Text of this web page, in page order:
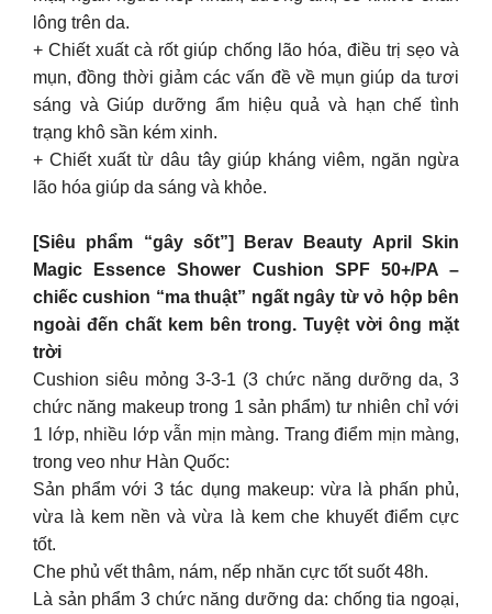
lông trên da.
+ Chiết xuất cà rốt giúp chống lão hóa, điều trị sẹo và
mụn, đồng thời giảm các vấn đề về mụn giúp da tươi
sáng và Giúp dưỡng ẩm hiệu quả và hạn chế tình
trạng khô sần kém xinh.
+ Chiết xuất từ dâu tây giúp kháng viêm, ngăn ngừa
lão hóa giúp da sáng và khỏe.
[Siêu phẩm “gây sốt”] Berav Beauty April Skin
Magic Essence Shower Cushion SPF 50+/PA –
chiếc cushion “ma thuật” ngất ngây từ vỏ hộp bên
ngoài đến chất kem bên trong. Tuyệt vời ông mặt
trời
Cushion siêu mỏng 3-3-1 (3 chức năng dưỡng da, 3
chức năng makeup trong 1 sản phẩm) tư nhiên chỉ với
1 lớp, nhiều lớp vẫn mịn màng. Trang điểm mịn màng,
trong veo như Hàn Quốc:
Sản phẩm với 3 tác dụng makeup: vừa là phấn phủ,
vừa là kem nền và vừa là kem che khuyết điểm cực
tốt.
Che phủ vết thâm, nám, nếp nhăn cực tốt suốt 48h.
Là sản phẩm 3 chức năng dưỡng da: chống tia ngoại,